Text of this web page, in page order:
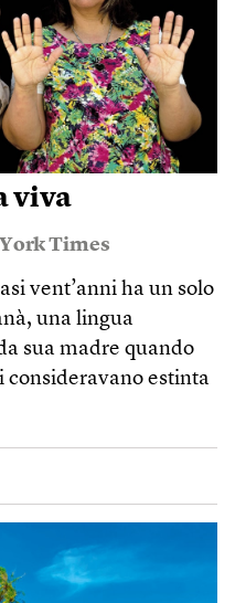
viva
Times
vent’anni ha un solo
una lingua
sua madre quando
consideravano estinta